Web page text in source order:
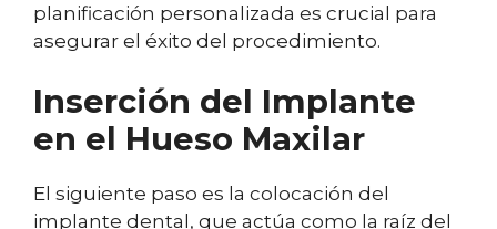
planificación personalizada es crucial para
asegurar el éxito del procedimiento.
Inserción del Implante
en el Hueso Maxilar
El siguiente paso es la colocación del
implante dental, que actúa como la raíz del